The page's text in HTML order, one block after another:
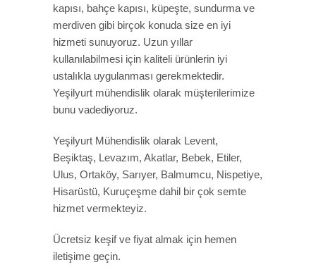
kapısı, bahçe kapısı, küpeşte, sundurma ve
merdiven gibi birçok konuda size en iyi
hizmeti sunuyoruz. Uzun yıllar
kullanılabilmesi için kaliteli ürünlerin iyi
ustalıkla uygulanması gerekmektedir.
Yeşilyurt mühendislik olarak müşterilerimize
bunu vadediyoruz.
Yeşilyurt Mühendislik olarak Levent,
Beşiktaş, Levazım, Akatlar, Bebek, Etiler,
Ulus, Ortaköy, Sarıyer, Balmumcu, Nispetiye,
Hisarüstü, Kuruçeşme dahil bir çok semte
hizmet vermekteyiz.
Ücretsiz keşif ve fiyat almak için hemen
iletişime geçin.